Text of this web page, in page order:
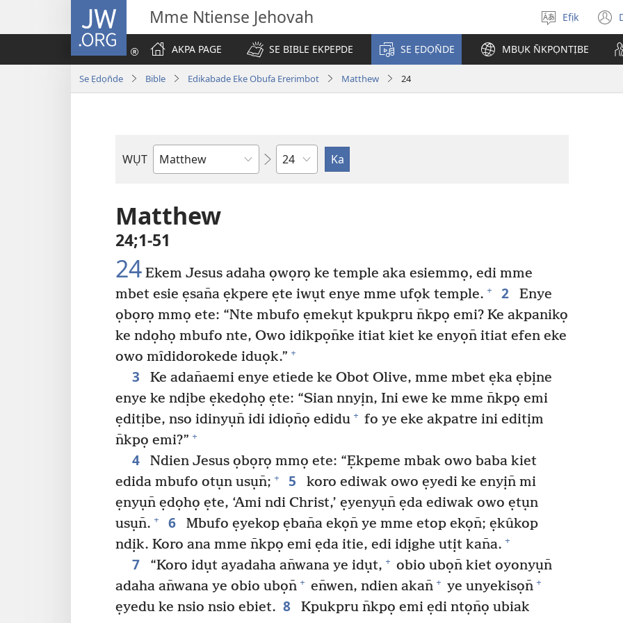
JW.ORG Mme Ntiense Jehovah
Mek
usem
Efịk
AKPA PAGE
SE BIBLE EKPEPDE SE ẸDỌN̄DE MBỤK N̄KPỌNTỊBE
Se Ẹdọn̄de Bible Edikabade Eke Obufa Ererimbot Matthew 24
WỤT
N̄wed
Ibuot
Matthew
24;1-51
24 Ekem Jesus adaha ọwọrọ ke temple aka esiemmọ, edi mme
mbet esie ẹsan̄a ẹkpere ẹte iwụt enye mme ufọk temple. + 2
Enye
ọbọrọ mmọ ete: “Nte mbufo ẹmekụt kpukpru n̄kpọ emi? Ke akpanikọ
ke ndọhọ mbufo nte, Owo idikpọn̄ke itiat kiet ke enyọn̄ itiat efen eke
owo mîdidorokede iduọk.” +
3
Ke adan̄aemi enye etiede ke Obot Olive, mme mbet ẹka ẹbịne
enye ke ndịbe ẹkedọhọ ẹte: “Sian nnyịn, Ini ewe ke mme n̄kpọ emi
ẹditịbe, nso idinyụn̄ idi idiọn̄ọ edidu + fo ye eke akpatre ini editịm
n̄kpọ emi?” +
4
Ndien Jesus ọbọrọ mmọ ete: “Ẹkpeme mbak owo baba kiet
edida mbufo otụn usụn̄; + 5
koro ediwak owo ẹyedi ke enyịn̄ mi
ẹnyụn̄ ẹdọhọ ẹte, ‘Ami ndi Christ,’ ẹyenyụn̄ ẹda ediwak owo ẹtụn
usụn̄. + 6
Mbufo ẹyekop ẹban̄a ekọn̄ ye mme etop ekọn̄; ẹkûkop
ndịk. Koro ana mme n̄kpọ emi ẹda itie, edi idịghe utịt kan̄a. +
7 “Koro idụt ayadaha an̄wana ye idụt, + obio ubọn̄ kiet oyonyụn̄
adaha an̄wana ye obio ubọn̄ + en̄wen, ndien akan̄ + ye unyekisọn̄ +
ẹyedu ke nsio nsio ebiet. 8
Kpukpru n̄kpọ emi ẹdi ntọn̄ọ ubiak